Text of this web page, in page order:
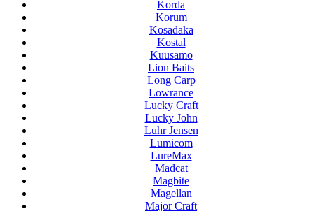
Korda
Korum
Kosadaka
Kostal
Kuusamo
Lion Baits
Long Carp
Lowrance
Lucky Craft
Lucky John
Luhr Jensen
Lumicom
LureMax
Madcat
Magbite
Magellan
Major Craft